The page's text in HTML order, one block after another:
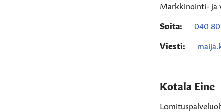
Markkinointi- ja
Soita:
040
Viesti:
Kotala Eine